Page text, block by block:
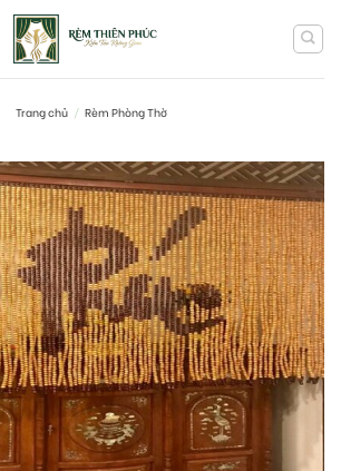
Trang chủ / Rèm Phòng Thờ